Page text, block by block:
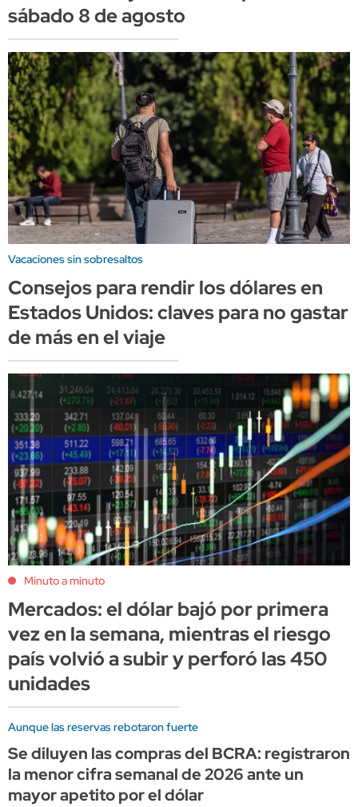
sábado 8 de agosto
Vacaciones sin sobresaltos
Consejos para rendir los dólares en
Estados Unidos: claves para no gastar
de más en el viaje
Minuto a minuto
Mercados: el dólar bajó por primera
vez en la semana, mientras el riesgo
país volvió a subir y perforó las 450
unidades
Aunque las reservas rebotaron fuerte
Se diluyen las compras del BCRA: registraron
la menor cifra semanal de 2026 ante un
mayor apetito por el dólar